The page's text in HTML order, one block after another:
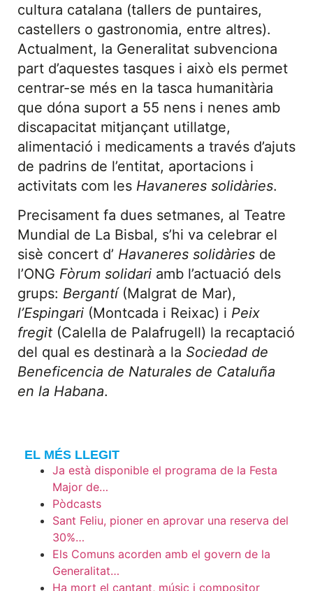
cultura catalana (tallers de puntaires,
castellers o gastronomia, entre altres).
Actualment, la Generalitat subvenciona
part d’aquestes tasques i això els permet
centrar-se més en la tasca humanitària
que dóna suport a 55 nens i nenes amb
discapacitat mitjançant utillatge,
alimentació i medicaments a través d’ajuts
de padrins de l’entitat, aportacions i
activitats com les Havaneres solidàries.
Precisament fa dues setmanes, al Teatre
Mundial de La Bisbal, s’hi va celebrar el
sisè concert d’ Havaneres solidàries de
l’ONG Fòrum solidari amb l’actuació dels
grups: Bergantí(Malgrat de Mar),
l’Espingari (Montcada i Reixac) i Peix
fregit (Calella de Palafrugell) la recaptació
del qual es destinarà a la Sociedad de
Beneficencia de Naturales de Cataluña
en la Habana.
EL MÉS LLEGIT
Ja està disponible el programa de la Festa
Major de…
Pòdcasts
Sant Feliu, pioner en aprovar una reserva del
30%…
Els Comuns acorden amb el govern de la
Generalitat…
Ha mort el cantant, músic i compositor